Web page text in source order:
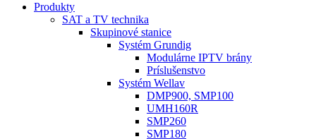
Produkty
SAT a TV technika
Skupinové stanice
Systém Grundig
Modulárne IPTV brány
Príslušenstvo
Systém Wellav
DMP900, SMP100
UMH160R
SMP260
SMP180